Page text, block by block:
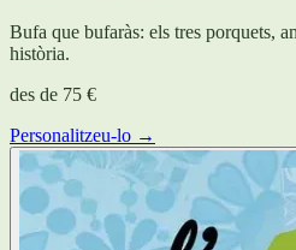
Bufa que bufaràs: els tres porquets,
història.
des de 75 €
Personalitzeu-lo →